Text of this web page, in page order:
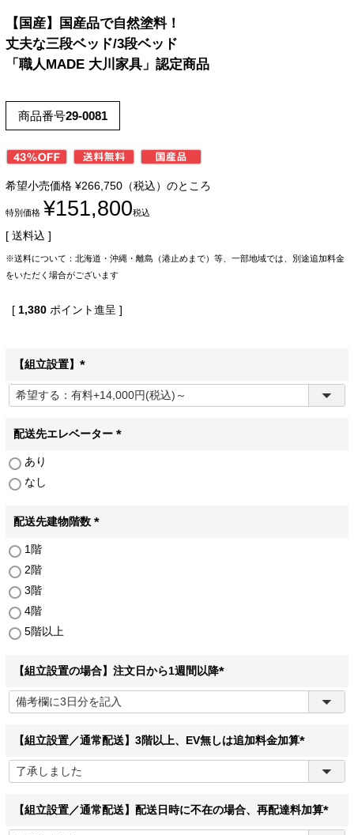
【国産】国産品で自然塗料！
丈夫な三段ベッド/3段ベッド
「職人MADE 大川家具」認定商品
商品番号29-0081
希望小売価格 ¥266,750 （税込）のところ
特別価格 ¥151,800税込
送料込
※送料について：北海道・沖縄・離島（港止めまで）等、一部地域では、別途追加料金
をいただく場合がございます
[ 1,380 ポイント進呈 ]
【組立設置】
(
必
)
配送先エレベーター
あり
なし
配送先建物階数
1階
2階
3階
4階
5階以上
【組立設置の場合】注文日から1週間以降
(
【組立設置／通常配送】3階以上、EV無しは追加料金加算
(
)
【組立設置／通常配送】配送日時に不在の場合、再配達料加算
(